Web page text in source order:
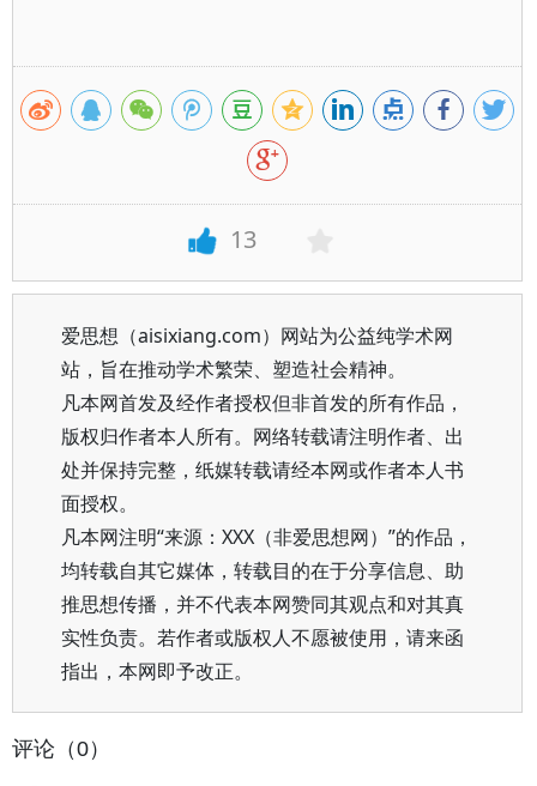
13
爱思想（aisixiang.com）网站为公益纯学术网
站，旨在推动学术繁荣、塑造社会精神。
凡本网首发及经作者授权但非首发的所有作品，
版权归作者本人所有。网络转载请注明作者、出
处并保持完整，纸媒转载请经本网或作者本人书
面授权。
凡本网注明“来源：XXX（非爱思想网）”的作品，
均转载自其它媒体，转载目的在于分享信息、助
推思想传播，并不代表本网赞同其观点和对其真
实性负责。若作者或版权人不愿被使用，请来函
指出，本网即予改正。
评论（0）